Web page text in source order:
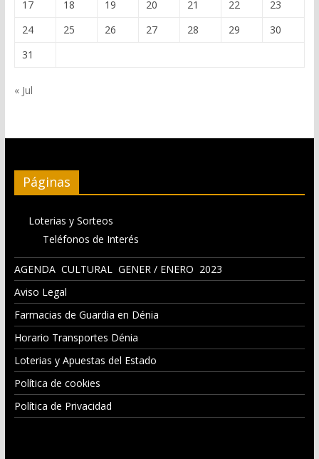
17
18 19 20 21 22
23
24
25 26 27 28 29
30
31
« Jul
Páginas
Loterias y Sorteos
Teléfonos de Interés
AGENDA CULTURAL GENER / ENERO 2023
Aviso Legal
Farmacias de Guardia en Dénia
Horario Transportes Dénia
Loterias y Apuestas del Estado
Política de cookies
Política de Privacidad